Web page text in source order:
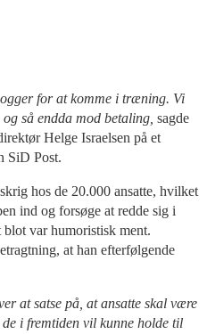
for at komme i træning. Vi
så endda mod betaling, sagde
Helge Israelsen på et
SiD Post.
hos de 20.000 ansatte, hvilket
ind og forsøge at redde sig i
var humoristisk ment.
at han efterfølgende
at satse på, at ansatte skal være
i fremtiden vil kunne holde til